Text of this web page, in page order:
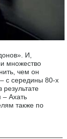
И,
множество
чем он
с середины 80-х
результате
– Ахать
также по